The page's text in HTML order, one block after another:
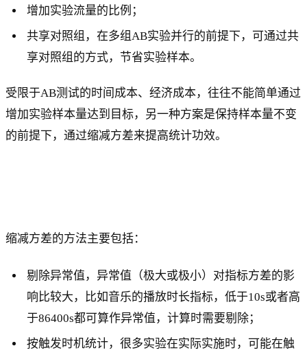
增加实验流量的比例；
共享对照组，在多组AB实验并行的前提下，可通过共
享对照组的方式，节省实验样本。
受限于AB测试的时间成本、经济成本，往往不能简单通过
增加实验样本量达到目标，另一种方案是保持样本量不变
的前提下，通过缩减方差来提高统计功效。
缩减方差的方法主要包括：
剔除异常值，异常值（极大或极小）对指标方差的影
响比较大，比如音乐的播放时长指标，低于10s或者高
于86400s都可算作异常值，计算时需要剔除；
按触发时机统计，很多实验在实际实施时，可能在触